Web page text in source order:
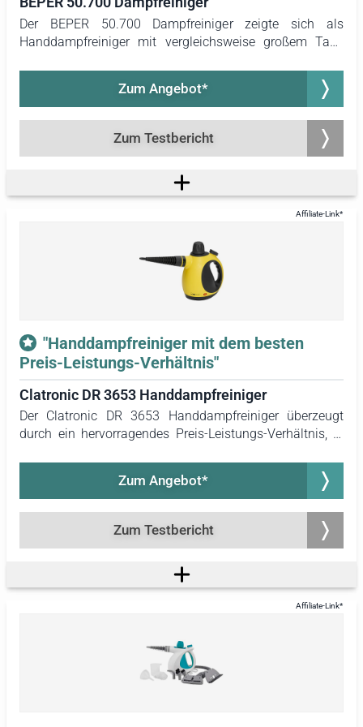
Der BEPER 50.700 Dampfreiniger zeigte sich als
Handdampfreiniger mit vergleichsweise großem Tank
Minuten am Stück, ohne einen signifikanten
Druckverlust. Während viele andere Modelle mit der Zeit
Druck beim BEPER 50.700 Handdampfreiniger bis zum
Zum Testbericht
Zum Angebot*
"Handdampfreiniger mit dem besten
Preis-Leistungs-Verhältnis"
Clatronic DR 3653 Handdampfreiniger
Der Clatronic DR 3653 Handdampfreiniger überzeugt
durch ein hervorragendes Preis-Leistungs-Verhältnis, er
seinem umfangreichen Zubehör und einer soliden
Reinigungsleistung sticht er positiv hervor. Zudem bietet
Kabellänge von 5 Metern den größten Aktionsradius
unter den getesteten Geräten, was das Arbeiten
Zum Testbericht
Zum Angebot*